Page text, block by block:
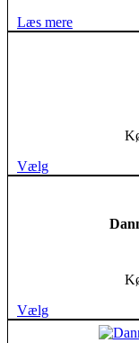
Læs mere
Vælg
Vælg